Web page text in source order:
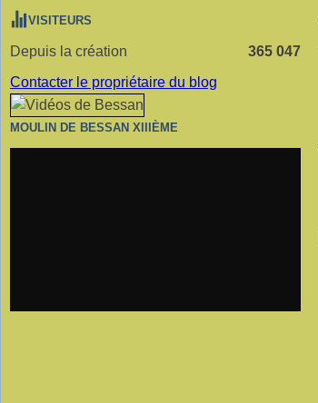
VISITEURS
Depuis la création
365 047
Contacter le propriétaire du blog
MOULIN DE BESSAN XIIIÈME